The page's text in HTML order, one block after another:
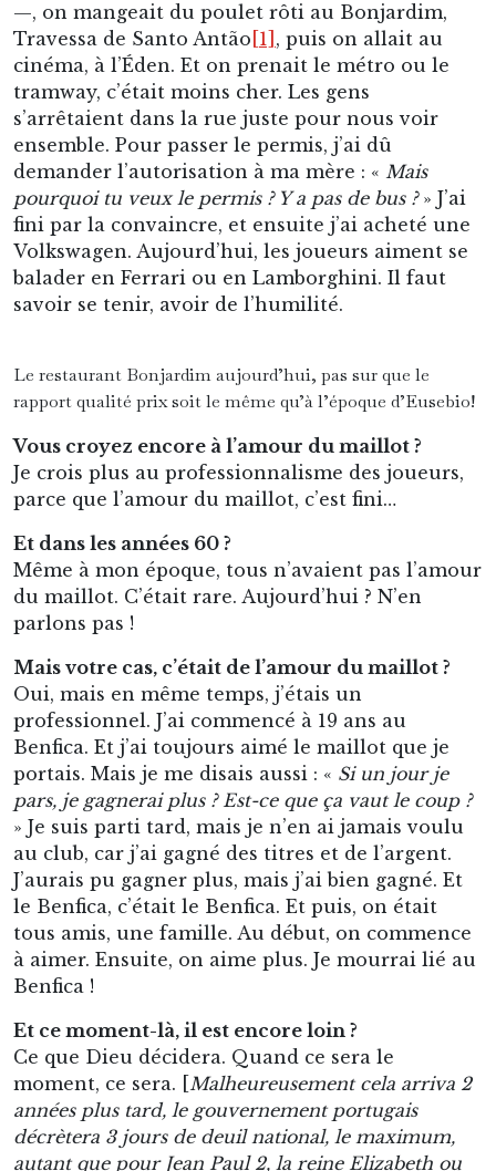
—, on mangeait du poulet rôti au Bonjardim,
Travessa de Santo Antão [1] , puis on allait au
cinéma, à l’Éden. Et on prenait le métro ou le
tramway, c’était moins cher. Les gens
s’arrêtaient dans la rue juste pour nous voir
ensemble. Pour passer le permis, j’ai dû
demander l’autorisation à ma mère : « Mais
pourquoi tu veux le permis ? Y a pas de bus ?» J’ai
fini par la convaincre, et ensuite j’ai acheté une
Volkswagen. Aujourd’hui, les joueurs aiment se
balader en Ferrari ou en Lamborghini. Il faut
savoir se tenir, avoir de l’humilité.
Le restaurant Bonjardim aujourd’hui, pas sur que le
rapport qualité prix soit le même qu’à l’époque d’Eusebio!
Vous croyez encore à l’amour du maillot ?
Je crois plus au professionnalisme des joueurs,
parce que l’amour du maillot, c’est fini…
Et dans les années 60 ?
Même à mon époque, tous n’avaient pas l’amour
du maillot. C’était rare. Aujourd’hui ? N’en
parlons pas !
Mais votre cas, c’était de l’amour du maillot ?
Oui, mais en même temps, j’étais un
professionnel. J’ai commencé à 19 ans au
Benfica. Et j’ai toujours aimé le maillot que je
portais. Mais je me disais aussi : « Si un jour je
pars, je gagnerai plus ? Est-ce que ça vaut le coup ?
» Je suis parti tard, mais je n’en ai jamais voulu
au club, car j’ai gagné des titres et de l’argent.
J’aurais pu gagner plus, mais j’ai bien gagné. Et
le Benfica, c’était le Benfica. Et puis, on était
tous amis, une famille. Au début, on commence
à aimer. Ensuite, on aime plus. Je mourrai lié au
Benfica !
Et ce moment-là, il est encore loin ?
Ce que Dieu décidera. Quand ce sera le
moment, ce sera. [ Malheureusement cela arriva 2
années plus tard, le gouvernement portugais
décrètera 3 jours de deuil national, le maximum,
autant que pour Jean Paul 2, la reine Elizabeth ou